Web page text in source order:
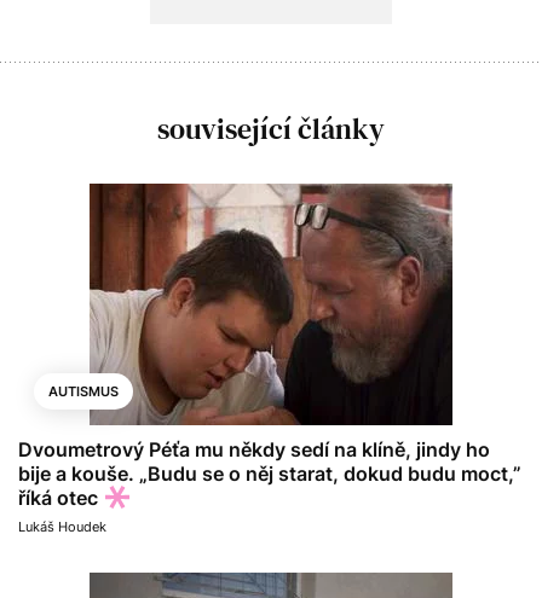
související články
AUTISMUS
Dvoumetrový Péťa mu někdy sedí na klíně, jindy ho
bije a kouše. „Budu se o něj starat, dokud budu moct,”
říká otec
Lukáš Houdek